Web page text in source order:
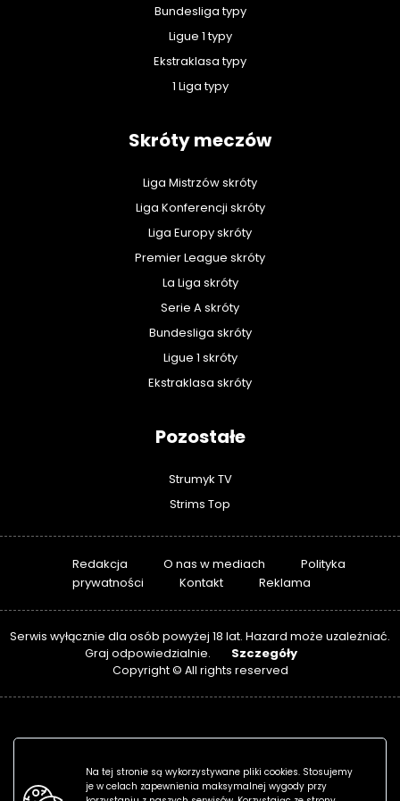
Bundesliga typy
Ligue 1 typy
Ekstraklasa typy
1 Liga typy
Skróty meczów
Liga Mistrzów skróty
Liga Konferencji skróty
Liga Europy skróty
Premier League skróty
La Liga skróty
Serie A skróty
Bundesliga skróty
Ligue 1 skróty
Ekstraklasa skróty
Pozostałe
Strumyk TV
Strims Top
Redakcja O nas w mediach
Polityka
prywatności
Kontakt Reklama
Serwis wyłącznie dla osób powyżej 18 lat. Hazard może uzależniać.
Graj odpowiedzialnie.
Szczegóły
Copyright © All rights reserved
Na tej stronie są wykorzystywane pliki cookies. Stosujemy
je w celach zapewnienia maksymalnej wygody przy